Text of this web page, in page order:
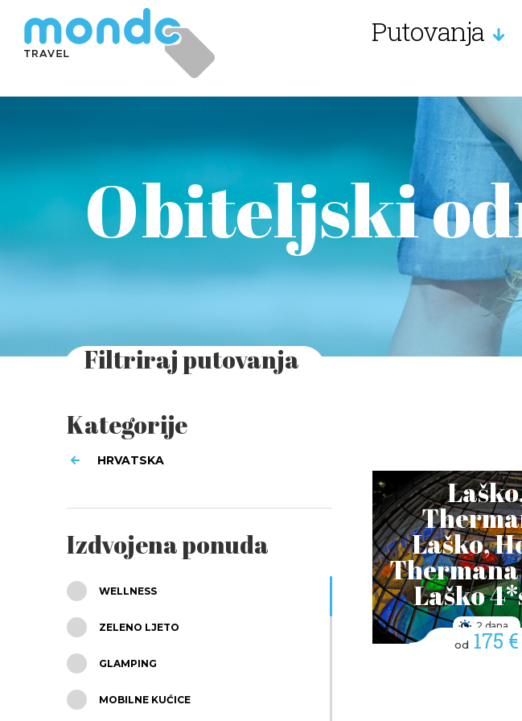
Putovanja
Obiteljski
Filtriraj putovanja
Laško,
Laško
2 dana
od 175 €
Kategorije
HRVATSKA
Izdvojena ponuda
WELLNESS
ZELENO LJETO
GLAMPING
MOBILNE KUĆICE